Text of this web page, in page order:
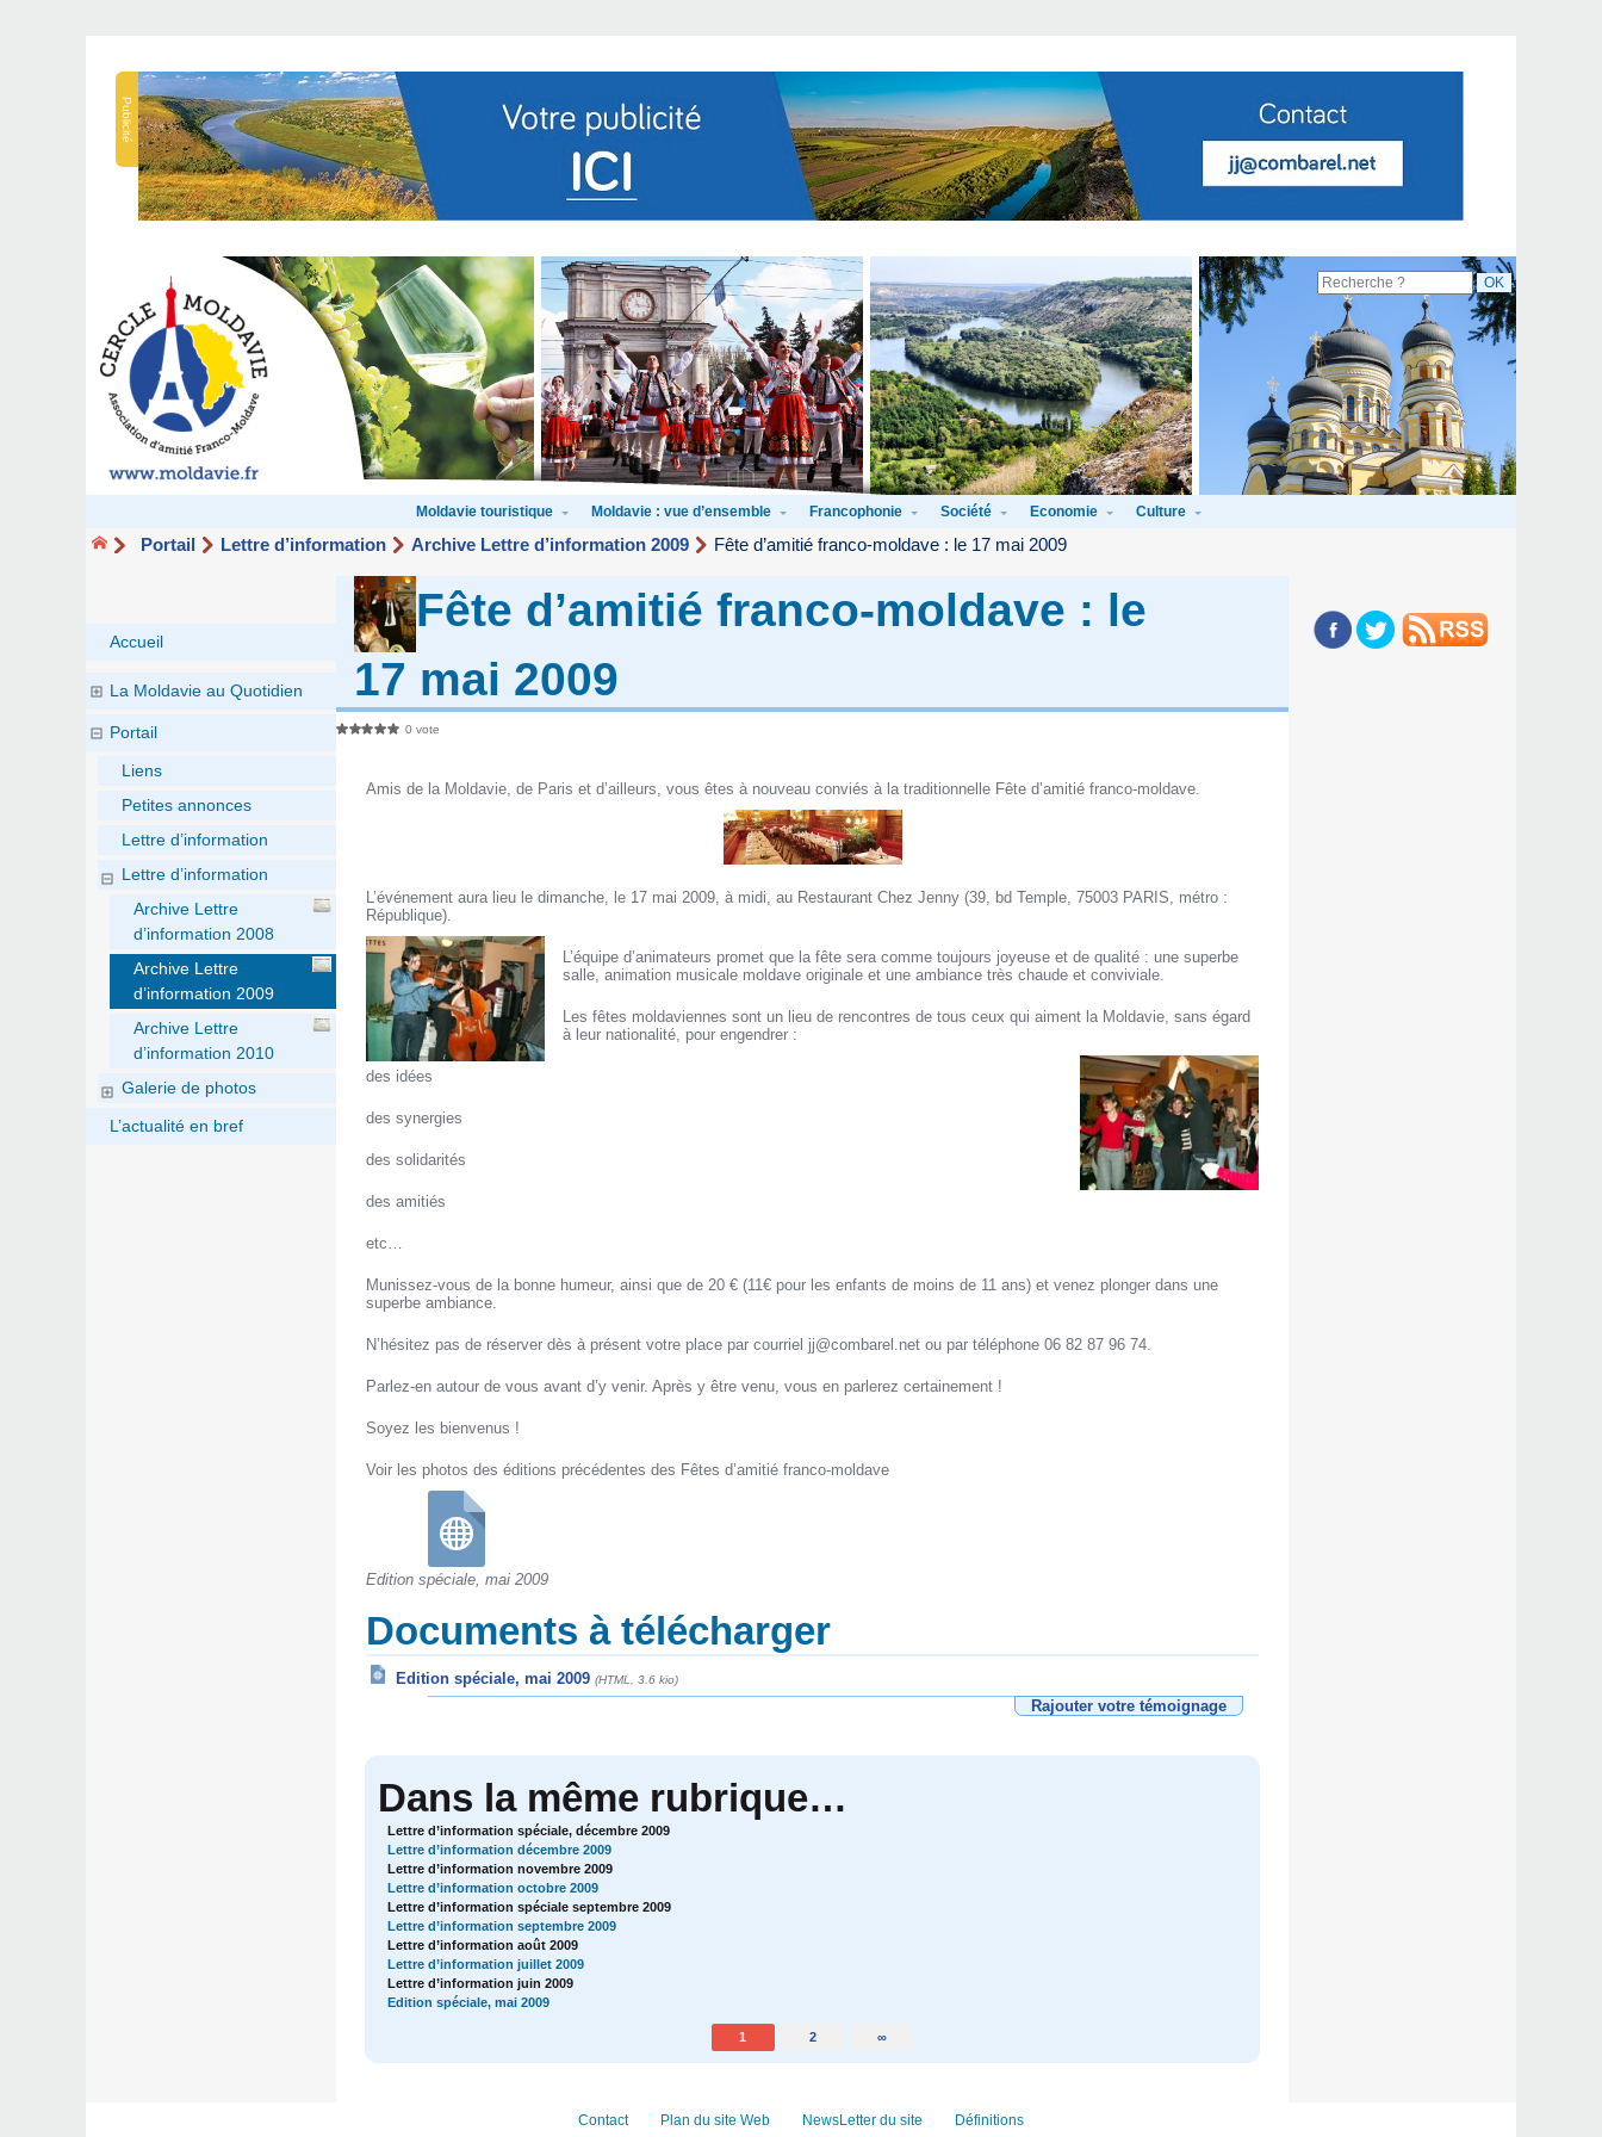
Publicité
Moldavie touristique Moldavie : vue d’ensemble Francophonie Société Economie Culture
Portail Lettre d’information Archive Lettre d’information 2009 Fête d’amitié franco-moldave : le 17 mai 2009
Fête d’amitié franco-moldave : le
17 mai 2009
0 vote
Amis de la Moldavie, de Paris et d’ailleurs, vous êtes à nouveau conviés à la traditionnelle Fête d’amitié franco-moldave.
L’événement aura lieu le dimanche, le 17 mai 2009, à midi, au Restaurant Chez Jenny (39, bd Temple, 75003 PARIS, métro :
République).
L’équipe d’animateurs promet que la fête sera comme toujours joyeuse et de qualité : une superbe
salle, animation musicale moldave originale et une ambiance très chaude et conviviale.
Les fêtes moldaviennes sont un lieu de rencontres de tous ceux qui aiment la Moldavie, sans égard
à leur nationalité, pour engendrer :
des idées
des synergies
des solidarités
des amitiés
etc…
Munissez-vous de la bonne humeur, ainsi que de 20 € (11€ pour les enfants de moins de 11 ans) et venez plonger dans une
superbe ambiance.
N’hésitez pas de réserver dès à présent votre place par courriel jj@combarel.net ou par téléphone 06 82 87 96 74.
Parlez-en autour de vous avant d’y venir. Après y être venu, vous en parlerez certainement !
Soyez les bienvenus !
Voir les photos des éditions précédentes des Fêtes d’amitié franco-moldave
Edition spéciale, mai 2009
Documents à télécharger
Edition spéciale, mai 2009 (HTML, 3.6 kio)
Rajouter votre témoignage
Dans la même rubrique…
Lettre d’information spéciale, décembre 2009
Lettre d’information décembre 2009
Lettre d’information novembre 2009
Lettre d’information octobre 2009
Lettre d’information spéciale septembre 2009
Lettre d’information septembre 2009
Lettre d’information août 2009
Lettre d’information juillet 2009
Lettre d’information juin 2009
Edition spéciale, mai 2009
1 2 ∞
Accueil
La Moldavie au Quotidien
Portail
Liens
Petites annonces
Lettre d’information
Lettre d’information
Archive Lettre
d’information 2008
Archive Lettre
d’information 2009
Archive Lettre
d’information 2010
Galerie de photos
L’actualité en bref
Contact Plan du site Web NewsLetter du site Définitions